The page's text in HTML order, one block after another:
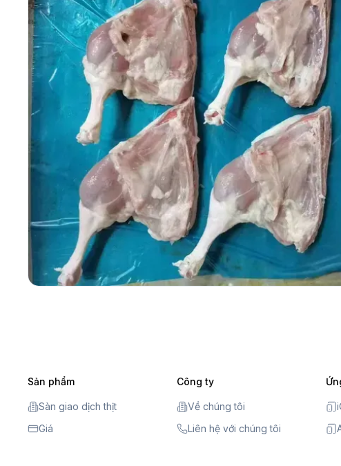
Sản phẩm
Sàn giao dịch thịt
Giá
Công ty
Về chúng tôi
Liên hệ với chúng tôi